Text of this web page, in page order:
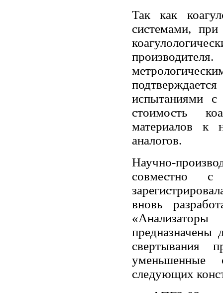
Так как
системами,
испытаниями
стоимость
материалов к
аналогов.
Научно-
совместно
вновь
предназначены
свертывания
следующих